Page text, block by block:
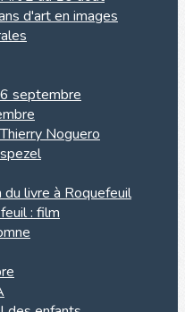
d'art en images
septembre
Noguero
livre à Roquefeuil
: film